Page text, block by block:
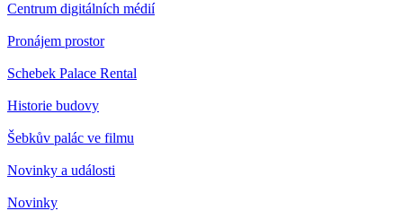
Centrum digitálních médií
Pronájem prostor
Schebek Palace Rental
Historie budovy
Šebkův palác ve filmu
Novinky a události
Novinky